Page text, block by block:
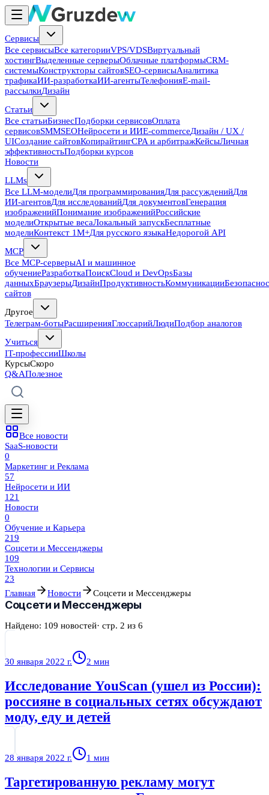
Сервисы
Все сервисыВсе категорииVPS/VDSВиртуальный
хостингВыделенные серверыОблачные платформыCRM-
системыКонструкторы сайтовSEO-сервисыАналитика
трафикаИИ-разработкаИИ-агентыТелефонияE-mail-
рассылкиДизайн
Статьи
Все статьиБизнесПодборки сервисовОплата
сервисовSMMSEOНейросети и ИИE-commerceДизайн / UX /
UIСоздание сайтовКопирайтингCPA и арбитражКейсыЛичная
эффективностьПодборки курсов
Новости
LLMs
Все LLM-моделиДля программированияДля рассужденийДля
ИИ-агентовДля исследованийДля документовГенерация
изображенийПонимание изображенийРоссийские
моделиОткрытые весаЛокальный запускБесплатные
моделиКонтекст 1M+Для русского языкаНедорогой API
MCP
Все MCP-серверыAI и машинное
обучениеРазработкаПоискCloud и DevOpsБазы
данныхБраузерыДизайнПродуктивностьКоммуникации
сайтов
Другое
Телеграм-ботыРасширенияГлоссарийЛюдиПодбор аналогов
Учиться
IT-профессииШколы
КурсыСкоро
Q&AПолезное
Все новости
SaaS-новости
0
Маркетинг и Реклама
57
Нейросети и ИИ
121
Новости
0
Обучение и Карьера
219
Соцсети и Мессенджеры
109
Технологии и Сервисы
23
Главная
Новости Соцсети и Мессенджеры
Соцсети и Мессенджеры
Найдено: 109 новостей· стр. 2 из 6
30 января 2022 г. 2 мин
Исследование YouScan (ушел из России):
россияне в социальных сетях обсуждают
моду, еду и детей
28 января 2022 г. 1 мин
Таргетированную рекламу могут